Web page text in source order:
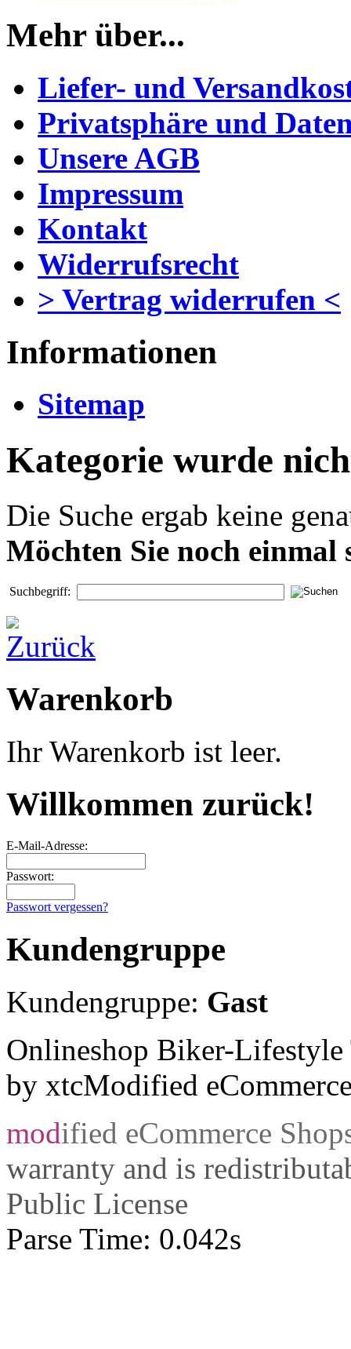
Mehr über...
Liefer- und
Privatsphäre und
Unsere AGB
Impressum
Kontakt
Widerrufsrecht
> Vertrag widerrufen <
Informationen
Sitemap
Kategorie wurde
Die Suche ergab keine
Möchten Sie noch einmal
Suchbegriff:
Warenkorb
Ihr Warenkorb ist leer.
Willkommen zurück!
E-Mail-Adresse:
Passwort:
Passwort vergessen?
Kundengruppe
Kundengruppe: Gast
Onlineshop Biker-
by xtcModified
modified eCommerce
warranty and is
Public License
Parse Time: 0.042s